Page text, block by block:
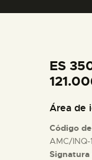
ES
Área de
Código
AMC/INQ-